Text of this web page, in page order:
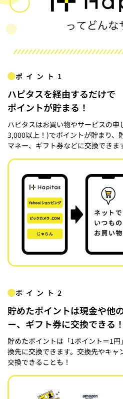
ポイント1
ハピタスを経由するだけで
ポイントが貯まる！
ハピタスはお買い物やサービスの
3,000以上！)でポイントが貯まり、
マネー、ギフト券などに交換できま
ポイント2
貯めたポイントは現金や他
ー、ギフト券に交換できる！
貯めたポイントは「1ポイント＝1
換先に交換できます。交換先やキャ
交換できることも！